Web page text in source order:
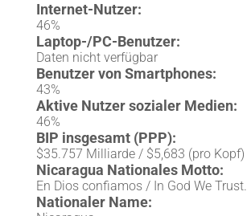
Internet-Nutzer:
46%
Laptop-/PC-Benutzer:
Daten nicht verfügbar
Benutzer von Smartphones:
43%
Aktive Nutzer sozialer Medien:
46%
BIP insgesamt (PPP):
$35.757 Milliarde / $5,683 (pro Kopf)
Nicaragua Nationales Motto:
En Dios confiamos / In God We Trust.
Nationaler Name: